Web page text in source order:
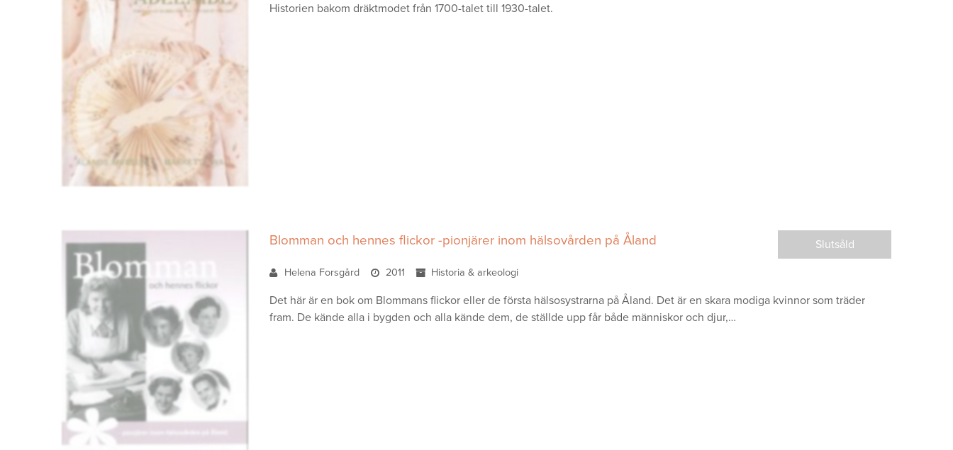
Historien bakom dräktmodet från 1700-talet till 1930-talet.
Blomman och hennes flickor -pionjärer inom hälsovården på Åland
Helena Forsgård 2011 Historia & arkeologi
Slutsåld
Det här är en bok om Blommans flickor eller de första hälsosystrarna på Åland. Det är en skara modiga kvinnor som träder
fram. De kände alla i bygden och alla kände dem, de ställde upp får både människor och djur,…